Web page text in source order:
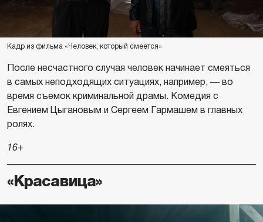
Кадр из фильма «Человек, который смеется»
После несчастного случая человек начинает смеяться
в самых неподходящих ситуациях, например, — во
время съемок криминальной драмы. Комедия с
Евгением Цыгановым и Сергеем Гармашем в главных
ролях.
16+
«Красавица»